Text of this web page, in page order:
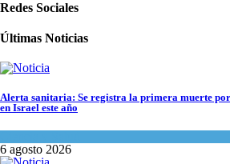
Redes Sociales
Últimas Noticias
Alerta sanitaria: Se registra la primera muerte
en Israel este año
6 agosto 2026